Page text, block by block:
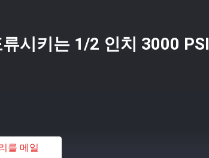
시키는 1/2 인치 3000 PSI
를 메일